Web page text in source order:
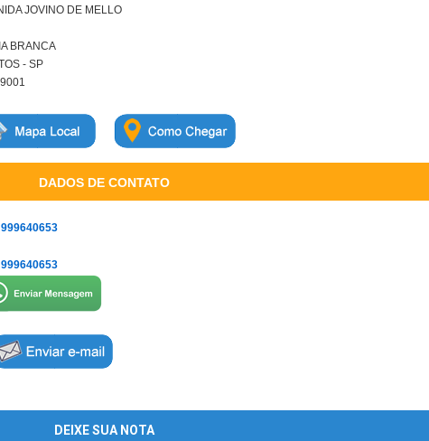
JOVINO DE MELLO
BRANCA
- SP
DADOS DE CONTATO
DEIXE SUA NOTA